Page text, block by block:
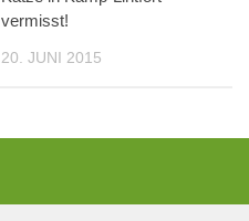
vermisst!
20. JUNI 2015